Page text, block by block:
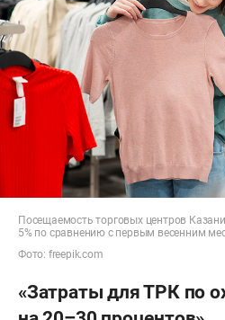
Посещаемость торговых центров
5% по сравнению с первым весенним
Фото: freepik.com
«Затраты для ТРК по